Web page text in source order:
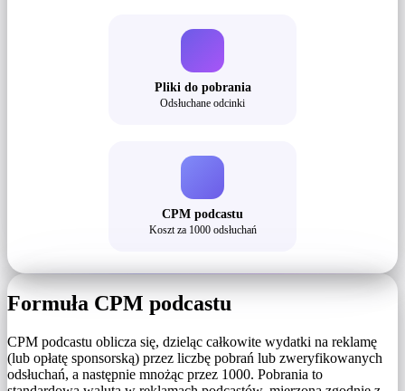
Pliki do pobrania
Odsłuchane odcinki
CPM podcastu
Koszt za 1000 odsłuchań
Formuła CPM podcastu
CPM podcastu oblicza się, dzieląc całkowite wydatki na reklamę
(lub opłatę sponsorską) przez liczbę pobrań lub zweryfikowanych
odsłuchań, a następnie mnożąc przez 1000. Pobrania to